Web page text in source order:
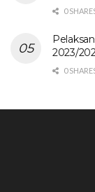
0
2023/
0